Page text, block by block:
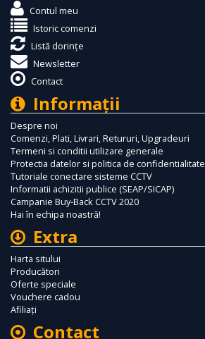
Contul meu
Istoric comenzi
Listă dorințe
Newsletter
Contact
Informaţii
Despre noi
Comenzi, Plati, Livrari, Retururi, Upgradeuri
Termeni si conditii utilizare generale
Protectia datelor si politica de confidentialitate
Tutoriale conectare sisteme CCTV
Informatii achizitii publice (SEAP/SICAP)
Campanie Buy-Back CCTV 2020
Hai în echipa noastră!
Extra
Harta sitului
Producători
Oferte speciale
Vouchere cadou
Afiliaţi
Contact